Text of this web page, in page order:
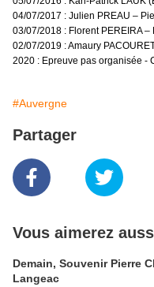
04/07/2017 : Julien PREAU –
03/07/2018 : Florent PEREIRA
02/07/2019 : Amaury
2020 : Epreuve pas organisée -
#Auvergne
Partager
Vous aimerez
Demain, Souvenir Pierre
Langeac